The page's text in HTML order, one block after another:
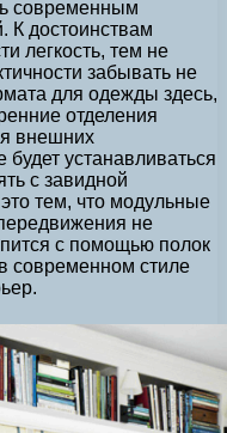
современным
К достоинствам
легкость, тем не
забывать не
для одежды здесь,
отделения
внешних
будет устанавливаться
с завидной
тем, что модульные
не
с помощью полок
современном стиле